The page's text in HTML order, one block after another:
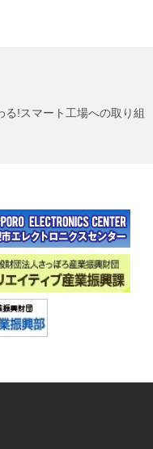
る!スマート工場への取り組